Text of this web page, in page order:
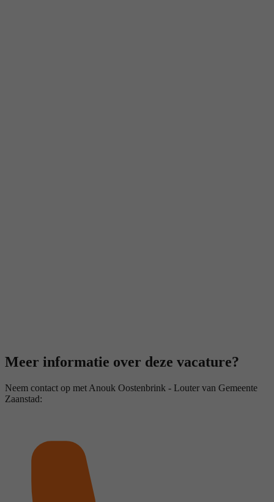
Meer informatie over deze vacature?
Neem contact op met Anouk Oostenbrink - Louter van Gemeente
Zaanstad: